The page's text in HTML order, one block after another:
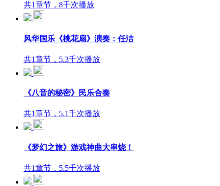
共1章节，8千次播放
风华国乐《桃花扇》演奏：任洁
共1章节，5.3千次播放
《八音的秘密》民乐合奏
共1章节，5.1千次播放
《梦幻之旅》游戏神曲大串烧！
共1章节，5.5千次播放